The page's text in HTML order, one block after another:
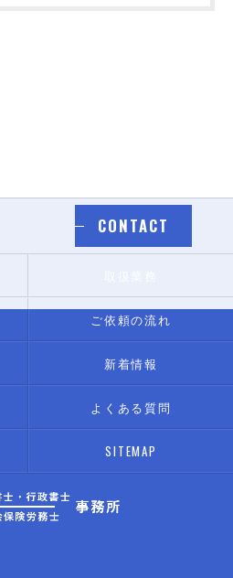
CONTACT
ご依頼の流れ
新着情報
よくある質問
SITEMAP